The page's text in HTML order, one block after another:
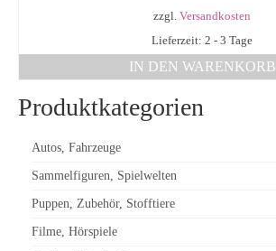
zzgl. Versandkosten
Lieferzeit: 2 - 3 Tage
IN DEN WARENKORB
Produktkategorien
Autos, Fahrzeuge
Sammelfiguren, Spielwelten
Puppen, Zubehör, Stofftiere
Filme, Hörspiele